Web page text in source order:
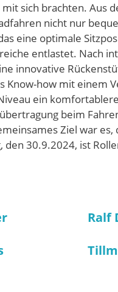
sich brachten. Aus
nicht nur
eine optimale
entlastet. Nach
innovative
Know-how mit einem
ein
beim
Ziel war es,
30.9.2024, ist
Ralf